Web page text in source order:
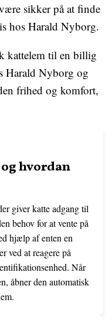
sikker på at finde
hos Harald Nyborg.
kattelem til en billig
Harald Nyborg og
frihed og komfort,
hvordan
giver katte adgang til
behov for at vente på
hjælp af enten en
ved at reagere på
Når
åbner den automatisk